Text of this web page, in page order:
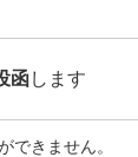
函します
できません。